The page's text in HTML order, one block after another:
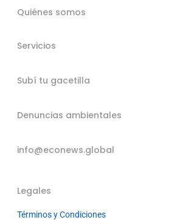
Quiénes somos
Servicios
Subí tu gacetilla
Denuncias ambientales
info@econews.global
Legales
Términos y Condiciones